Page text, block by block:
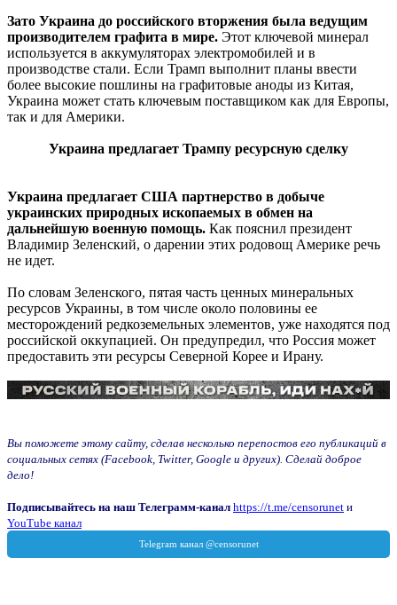
Зато Украина до российского вторжения была ведущим
производителем графита в мире. Этот ключевой минерал
используется в аккумуляторах электромобилей и в
производстве стали. Если Трамп выполнит планы ввести
более высокие пошлины на графитовые аноды из Китая,
Украина может стать ключевым поставщиком как для Европы,
так и для Америки.
Украина предлагает Трампу ресурсную сделку
Украина предлагает США партнерство в добыче
украинских природных ископаемых в обмен на
дальнейшую военную помощь. Как пояснил президент
Владимир Зеленский, о дарении этих родовощ Америке речь
не идет.
По словам Зеленского, пятая часть ценных минеральных
ресурсов Украины, в том числе около половины ее
месторождений редкоземельных элементов, уже находятся под
российской оккупацией. Он предупредил, что Россия может
предоставить эти ресурсы Северной Корее и Ирану.
Вы поможете этому сайту, сделав несколько перепостов его публикаций в
социальных сетях (Facebook, Twitter, Google и других). Сделай доброе
дело!
Подписывайтесь на наш Телеграмм-канал https://t.me/censorunet и
YouTube канал